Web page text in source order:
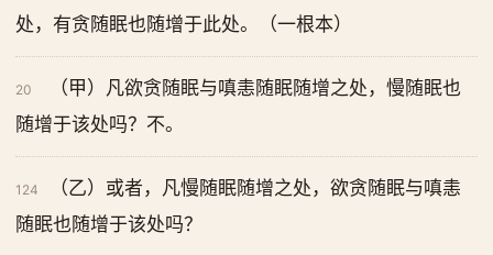
处，有贪随眠也随增于此处。（一根本）
20
（甲）凡欲贪随眠与嗔恚随眠随增之处，慢随眠也
随增于该处吗？不。
124
（乙）或者，凡慢随眠随增之处，欲贪随眠与嗔恚
随眠也随增于该处吗？